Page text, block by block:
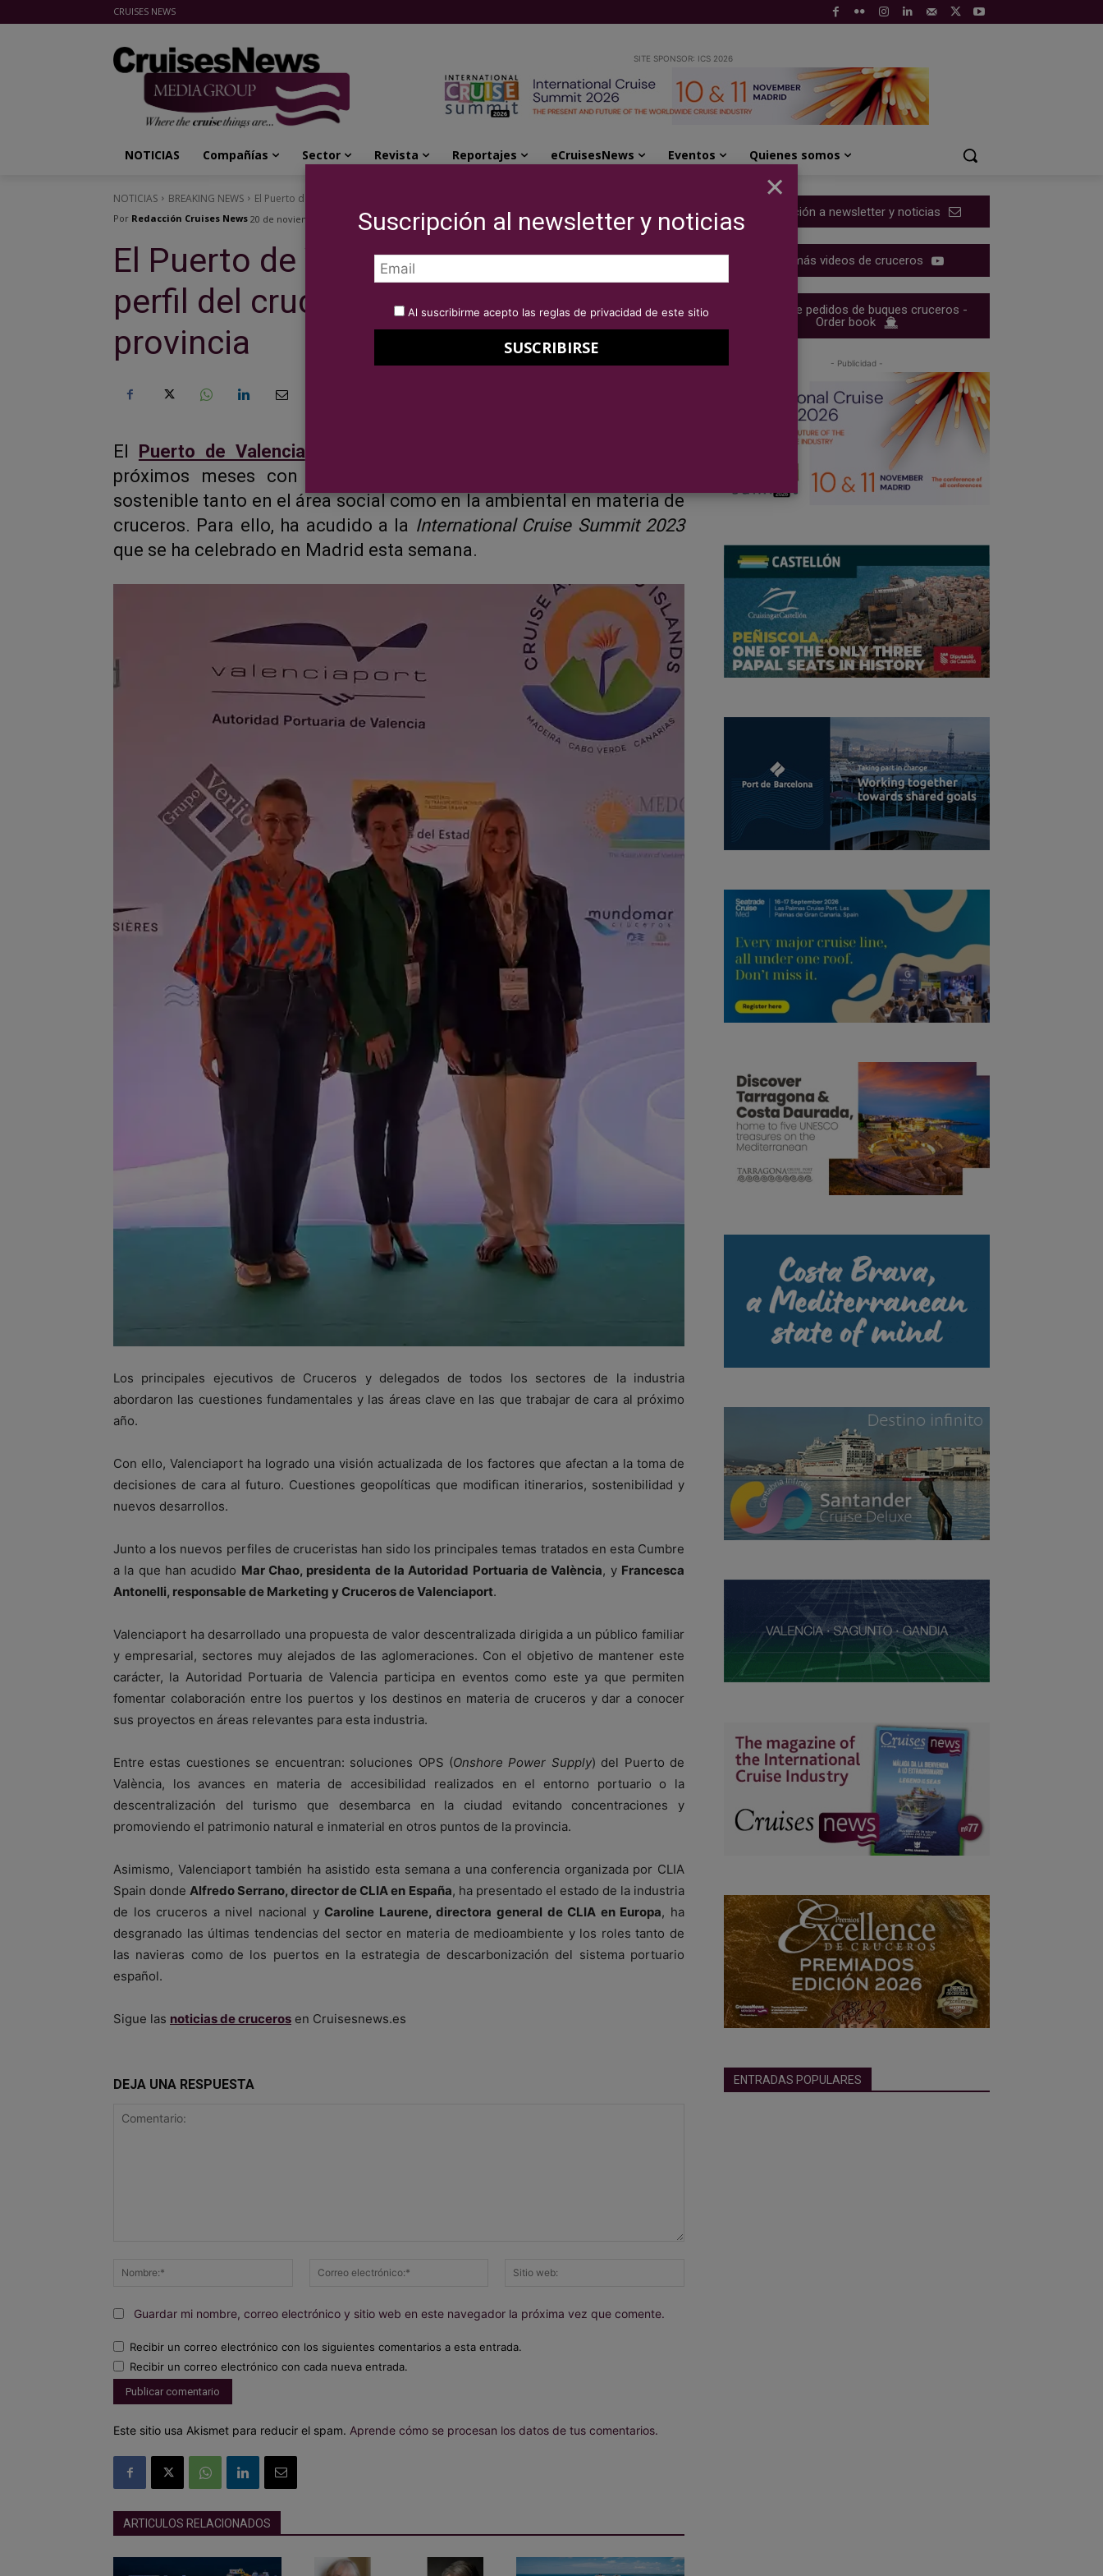
CRUISES NEWS
SITE SPONSOR: ICS 2026
NOTICIAS Compañías Sector Revista Reportajes eCruisesNews Eventos Quienes somos
NOTICIAS BREAKING NEWS El Puerto de Valencia actualiza el perfil del crucerista que visitará la...
Por Redacción Cruises News 20 de noviembre de 2023
El Puerto de Valencia actualiza el
perfil del crucerista que visitará la
provincia
El Puerto de Valencia
próximos meses con el objetivo de llevar a cabo una gestión
sostenible tanto en el área social como en la ambiental en materia de
cruceros. Para ello, ha acudido a la International Cruise Summit 2023
que se ha celebrado en Madrid esta semana.
Los principales ejecutivos de Cruceros y delegados de todos los sectores de la industria
abordaron las cuestiones fundamentales y las áreas clave en las que trabajar de cara al próximo
año.
Con ello, Valenciaport ha logrado una visión actualizada de los factores que afectan a la toma de
decisiones de cara al futuro. Cuestiones geopolíticas que modifican itinerarios, sostenibilidad y
nuevos desarrollos.
Junto a los nuevos perfiles de cruceristas han sido los principales temas tratados en esta Cumbre
a la que han acudido Mar Chao, presidenta de la Autoridad Portuaria de València, y Francesca
Antonelli, responsable de Marketing y Cruceros de Valenciaport.
Valenciaport ha desarrollado una propuesta de valor descentralizada dirigida a un público familiar
y empresarial, sectores muy alejados de las aglomeraciones. Con el objetivo de mantener este
carácter, la Autoridad Portuaria de Valencia participa en eventos como este ya que permiten
fomentar colaboración entre los puertos y los destinos en materia de cruceros y dar a conocer
sus proyectos en áreas relevantes para esta industria.
Entre estas cuestiones se encuentran: soluciones OPS (Onshore Power Supply) del Puerto de
València, los avances en materia de accesibilidad realizados en el entorno portuario o la
descentralización del turismo que desembarca en la ciudad evitando concentraciones y
promoviendo el patrimonio natural e inmaterial en otros puntos de la provincia.
Asimismo, Valenciaport también ha asistido esta semana a una conferencia organizada por CLIA
Spain donde Alfredo Serrano, director de CLIA en España, ha presentado el estado de la industria
de los cruceros a nivel nacional y Caroline Laurene, directora general de CLIA en Europa, ha
desgranado las últimas tendencias del sector en materia de medioambiente y los roles tanto de
las navieras como de los puertos en la estrategia de descarbonización del sistema portuario
español.
Sigue las noticias de cruceros en Cruisesnews.es
DEJA UNA RESPUESTA
Nombre:*
Correo
Guardar mi nombre, correo electrónico y sitio web en este navegador la próxima vez que comente.
Recibir un correo electrónico con los siguientes comentarios a esta entrada.
Recibir un correo electrónico con cada nueva entrada.
Este sitio usa Akismet para reducir el spam. Aprende cómo se procesan los datos de tus comentarios.
ARTICULOS RELACIONADOS
Suscripción a newsletter y noticias
Ver más videos de cruceros
Cartera de pedidos de buques cruceros -
Order book
- Publicidad -
ENTRADAS POPULARES
×
Suscripción al newsletter y noticias
Al suscribirme acepto las reglas de privacidad de este sitio